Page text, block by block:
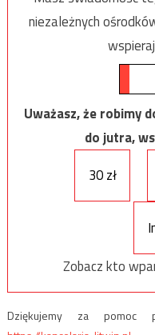
niezależnych
Uważasz, że robimy
do jutra,
30 zł
Zobacz kto
Dziękujemy za pomoc